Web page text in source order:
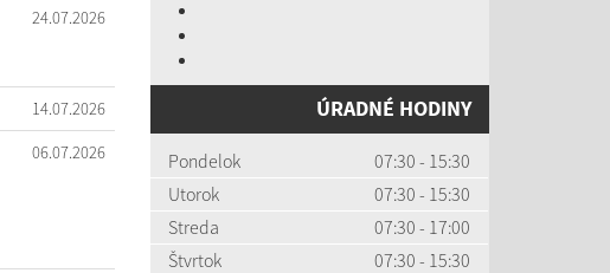
24.07.2026
14.07.2026
06.07.2026
ÚRADNÉ HODINY
Pondelok
07:30 - 15:30
Utorok
07:30 - 15:30
Streda
07:30 - 17:00
Štvrtok
07:30 - 15:30